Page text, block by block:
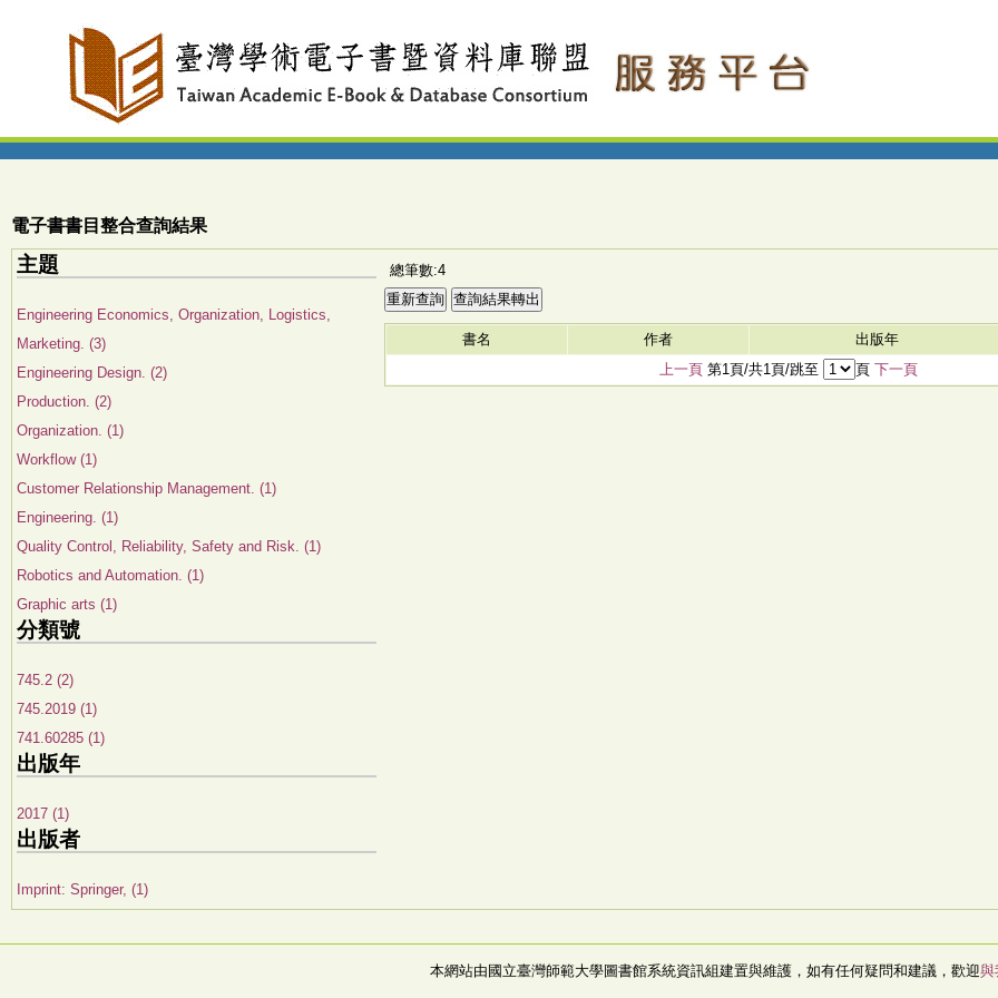
電子書書目整合查詢結果
主題
Engineering Economics, Organization, Logistics,
Marketing. (3)
Engineering Design. (2)
Production. (2)
Organization. (1)
Workflow (1)
Customer Relationship Management. (1)
Engineering. (1)
Quality Control, Reliability, Safety and Risk. (1)
Robotics and Automation. (1)
Graphic arts (1)
分類號
745.2 (2)
745.2019 (1)
741.60285 (1)
出版年
2017 (1)
出版者
Imprint: Springer, (1)
總筆數:4
書名 作者 出版年
上一頁第1頁/共1頁/跳至 頁 下一頁
本網站由國立臺灣師範大學圖書館系統資訊組建置與維護，如有任何疑問和建議，歡迎與